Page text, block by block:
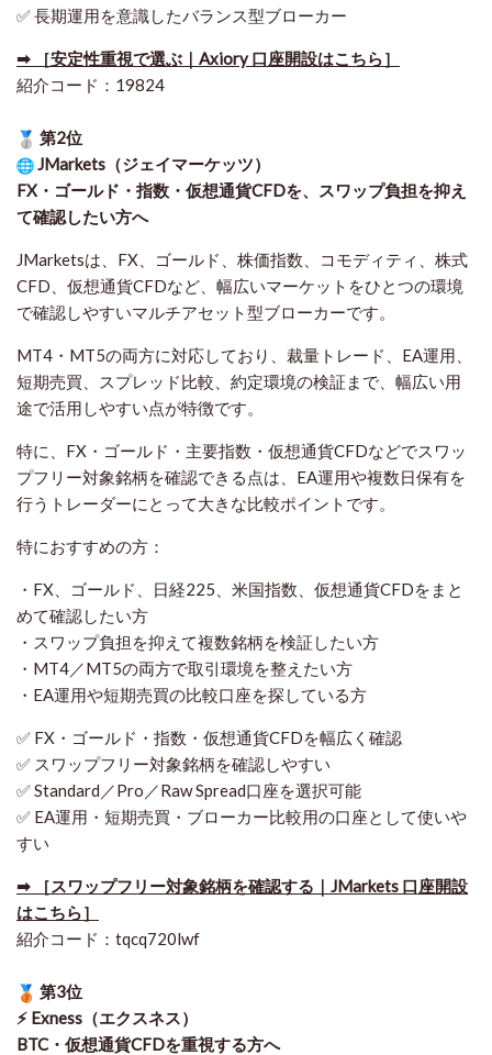
✅ 長期運用を意識したバランス型ブローカー
➡ ［安定性重視で選ぶ｜Axiory 口座開設はこちら］
紹介コード：19824
第2位
JMarkets（ジェイマーケッツ）
FX・ゴールド・指数・仮想通貨CFDを、スワップ負担を抑え
て確認したい方へ
JMarketsは、FX、ゴールド、株価指数、コモディティ、株式
CFD、仮想通貨CFDなど、幅広いマーケットをひとつの環境
で確認しやすいマルチアセット型ブローカーです。
MT4・MT5の両方に対応しており、裁量トレード、EA運用、
短期売買、スプレッド比較、約定環境の検証まで、幅広い用
途で活用しやすい点が特徴です。
特に、FX・ゴールド・主要指数・仮想通貨CFDなどでスワッ
プフリー対象銘柄を確認できる点は、EA運用や複数日保有を
行うトレーダーにとって大きな比較ポイントです。
特におすすめの方：
・FX、ゴールド、日経225、米国指数、仮想通貨CFDをまと
めて確認したい方
・スワップ負担を抑えて複数銘柄を検証したい方
・MT4／MT5の両方で取引環境を整えたい方
・EA運用や短期売買の比較口座を探している方
✅ FX・ゴールド・指数・仮想通貨CFDを幅広く確認
✅ スワップフリー対象銘柄を確認しやすい
✅ Standard／Pro／Raw Spread口座を選択可能
✅ EA運用・短期売買・ブローカー比較用の口座として使いや
すい
➡ ［スワップフリー対象銘柄を確認する｜JMarkets 口座開設
はこちら］
紹介コード：tqcq720lwf
第3位
⚡ Exness（エクスネス）
BTC・仮想通貨CFDを重視する方へ